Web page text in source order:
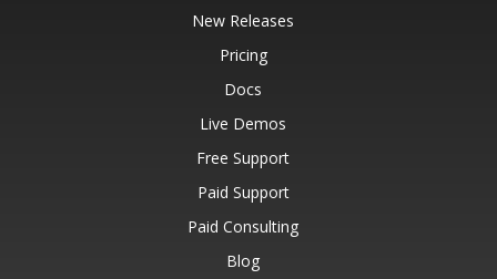
New Releases
Pricing
Docs
Live Demos
Free Support
Paid Support
Paid Consulting
Blog